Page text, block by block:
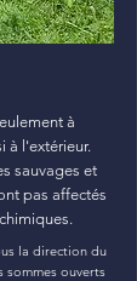
à
à l'extérieur.
sauvages et
pas affectés
la direction du
sommes ouverts